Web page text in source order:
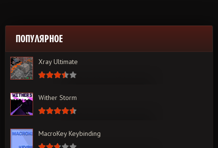
ПОПУЛЯРНОЕ
Xray Ultimate
Wither Storm
MacroKey Keybinding